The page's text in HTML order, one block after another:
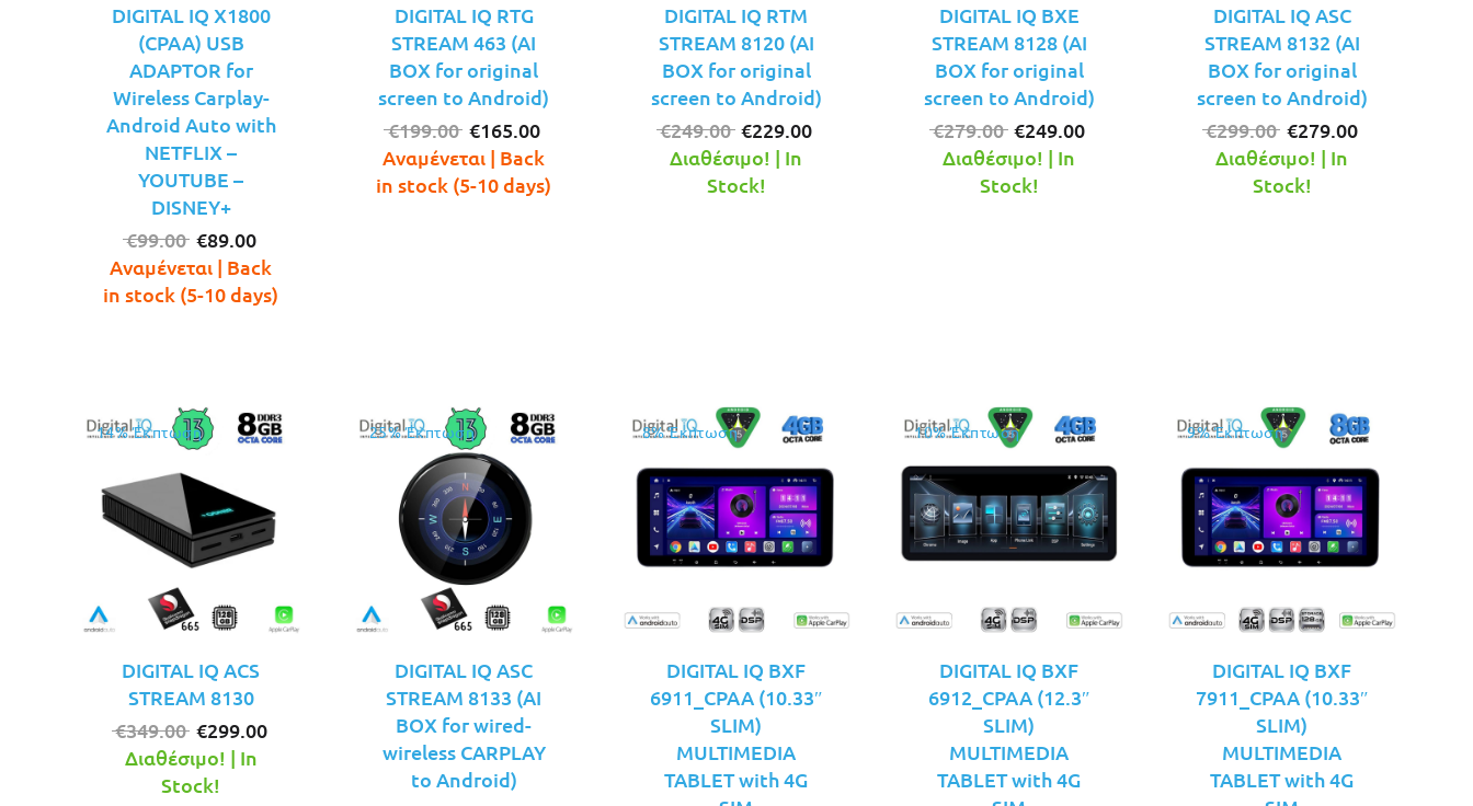
DIGITAL IQ X1800
(CPAA) USB
ADAPTOR for
Wireless Carplay-
Android Auto with
NETFLIX –
YOUTUBE –
DISNEY+
€99.00 Original
price
was:
€89.00
τρέχουσα
τιμή
Αναμένεται | Back
in stock (5-10 days)
DIGITAL IQ RTG
STREAM 463 (AI
BOX for original
screen to Android)
€199.00 Original
price
was:
€165.00
τρέχουσα
τιμή
Αναμένεται | Back
in stock (5-10 days)
DIGITAL IQ RTM
STREAM 8120 (AI
BOX for original
screen to Android)
€249.00 Original
price
was:
€229.00
Διαθέσιμο! | In
Stock!
DIGITAL IQ BXE
STREAM 8128 (AI
BOX for original
screen to Android)
€279.00 Original
price
was:
€249.00
Διαθέσιμο! | In
Stock!
DIGITAL IQ ASC
STREAM 8132 (AI
BOX for original
screen to Android)
€299.00 Original
price
was:
€279.00
Διαθέσιμο! | In
Stock!
14% Έκπτωση
DIGITAL IQ ACS
STREAM 8130
€349.00 Original
price
was:
€299.00
Διαθέσιμο! | In
Stock!
25% Έκπτωση
DIGITAL IQ ASC
STREAM 8133 (AI
BOX for wired-
wireless CARPLAY
to Android)
8% Έκπτωση
DIGITAL IQ BXF
6911_CPAA (10.33″
SLIM)
MULTIMEDIA
TABLET with 4G
10% Έκπτωση
DIGITAL IQ BXF
6912_CPAA (12.3″
SLIM)
MULTIMEDIA
TABLET with 4G
9% Έκπτωση
DIGITAL IQ BXF
7911_CPAA (10.33″
SLIM)
MULTIMEDIA
TABLET with 4G